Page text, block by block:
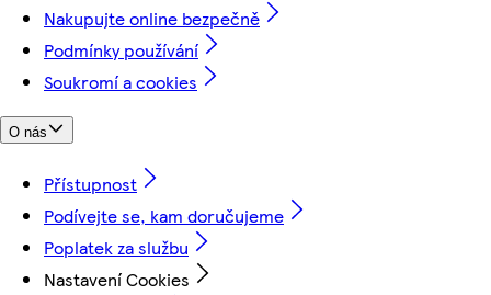
Nakupujte online bezpečně
Podmínky používání
Soukromí a cookies
O nás
Přístupnost
Podívejte se, kam doručujeme
Poplatek za službu
Nastavení Cookies